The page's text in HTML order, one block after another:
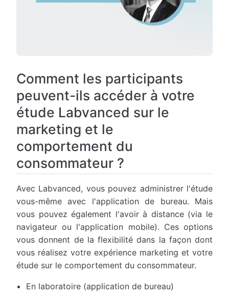
Comment les participants
peuvent-ils accéder à votre
étude Labvanced sur le
marketing et le
comportement du
consommateur ?
Avec Labvanced, vous pouvez administrer l'étude
vous-même avec l'application de bureau. Mais
vous pouvez également l'avoir à distance (via le
navigateur ou l'application mobile). Ces options
vous donnent de la flexibilité dans la façon dont
vous réalisez votre expérience marketing et votre
étude sur le comportement du consommateur.
En laboratoire (application de bureau)